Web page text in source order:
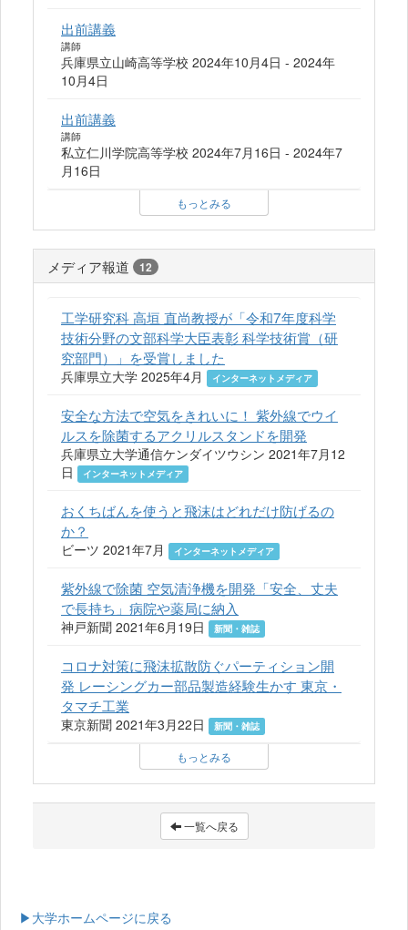
出前講義
講師
兵庫県立山崎高等学校 2024年10月4日 - 2024年
10月4日
出前講義
講師
私立仁川学院高等学校 2024年7月16日 - 2024年7
月16日
もっとみる
メディア報道 12
工学研究科 高垣 直尚教授が「令和7年度科学
技術分野の文部科学大臣表彰 科学技術賞（研
究部門）」を受賞しました
兵庫県立大学 2025年4月 インターネットメディア
安全な方法で空気をきれいに！ 紫外線でウイ
ルスを除菌するアクリルスタンドを開発
兵庫県立大学通信ケンダイツウシン 2021年7月12
日
インターネットメディア
おくちばんを使うと飛沫はどれだけ防げるの
か？
ビーツ 2021年7月 インターネットメディア
紫外線で除菌 空気清浄機を開発「安全、丈夫
で長持ち」病院や薬局に納入
神戸新聞 2021年6月19日 新聞・雑誌
コロナ対策に飛沫拡散防ぐパーティション開
発 レーシングカー部品製造経験生かす 東京・
タマチ工業
東京新聞 2021年3月22日 新聞・雑誌
もっとみる
一覧へ戻る
▶大学ホームページに戻る